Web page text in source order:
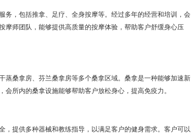
务，包括推拿、足疗、全身按摩等。经过多年的经营和培训，会
摩师团队，能够提供高质量的按摩体验，帮助客户舒缓身心压
蒸桑拿房、芬兰桑拿房等多个桑拿区域。桑拿是一种能够加速新
所内的桑拿设施能够帮助客户放松身心，提高免疫力。
，提供多种器械和教练指导，以满足客户的健身需求。客户可以